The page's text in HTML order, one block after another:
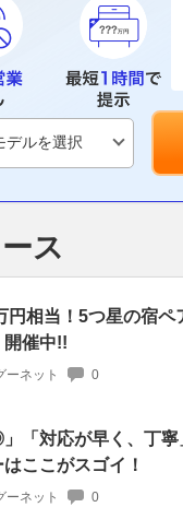
ス
円相当！5つ星の宿
開催中!!
ーネット 0
」「対応が早く、丁
ここがスゴイ！
ーネット 0